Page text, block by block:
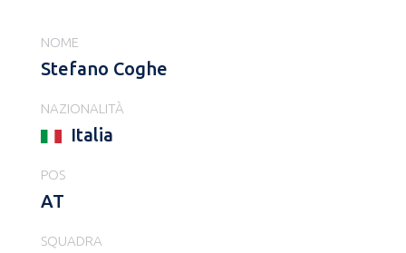
NOME
Stefano Coghe
NAZIONALITÀ
Italia
POS
AT
SQUADRA